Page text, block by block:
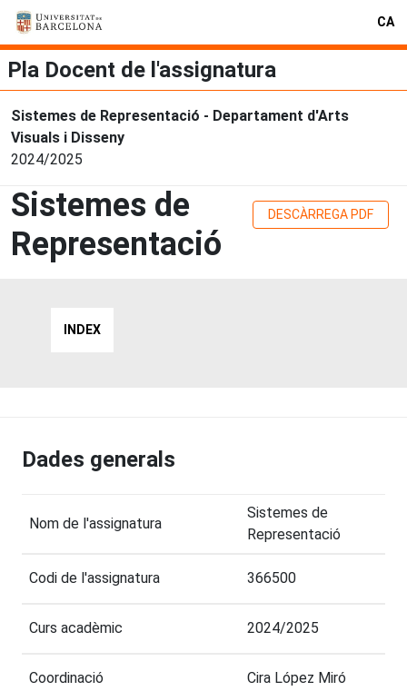
CA
Pla Docent de l'assignatura
Sistemes de Representació - Departament d'Arts
Visuals i Disseny
2024/2025
Sistemes de
Representació
DESCÀRREGA PDF
INDEX
Dades generals
Nom de l'assignatura
Sistemes de
Representació
Codi de l'assignatura 366500
Curs acadèmic 2024/2025
Coordinació Cira López Miró